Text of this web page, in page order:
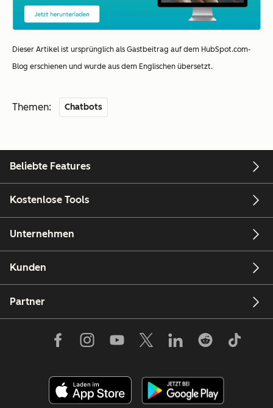
Dieser Artikel ist ursprünglich als Gastbeitrag auf dem HubSpot.com-
Blog erschienen und wurde aus dem Englischen übersetzt.
Themen: Chatbots
Beliebte Features
Kostenlose Tools
Unternehmen
Kunden
Partner